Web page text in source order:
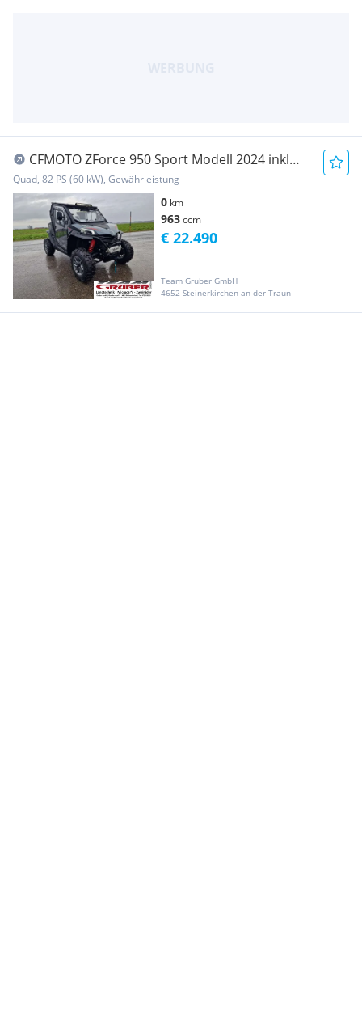
CFMOTO ZForce 950 Sport Modell 2024 inkl
Koffer hinten Vollka...
Quad, 82 PS (60 kW), Gewährleistung
0 km
963ccm
Team Gruber GmbH
4652 Steinerkirchen an der Traun
€ 22.490